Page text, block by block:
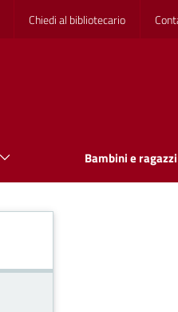
Chiedi al bibliotecario
Bambini e ragazzi